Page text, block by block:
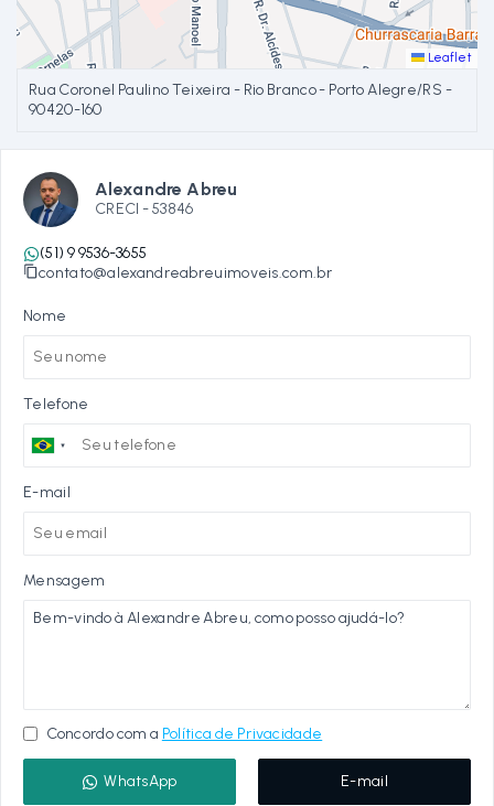
Leaflet
Rua Coronel Paulino Teixeira - Rio Branco - Porto Alegre/RS -
90420-160
Alexandre Abreu
CRECI -53846
(51) 9 9536-3655
contato@alexandreabreuimoveis.com.br
Nome
Telefone
E-mail
Mensagem
Concordo com a Política de Privacidade
WhatsApp E-mail